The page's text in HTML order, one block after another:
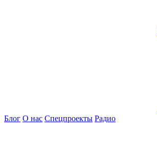
Блог О нас Спецпроекты Радио